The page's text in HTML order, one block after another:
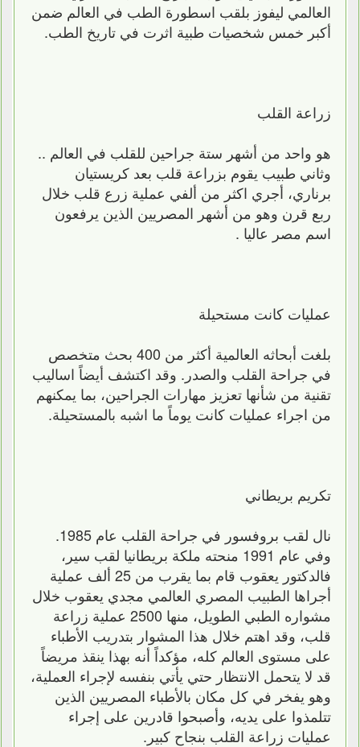
العالمي ليفوز بلقب اسطورة الطب في العالم ضمن
أكبر خمس شخصيات طبية اثرت في تاريخ الطب.
زراعة القلب
هو واحد من أشهر ستة جراحين للقلب في العالم ..
وثاني طبيب يقوم بزراعة قلب بعد كريستيان
برناري، أجري اكثر من ألفي عملية زرع قلب خلال
ربع قرن وهو من أشهر المصريين الذين يرفعون
اسم مصر عاليا .
عمليات كانت مستحيلة
بلغت أبحاثه العالمية أكثر من 400 بحث متخصص
في جراحة القلب والصدر. وقد اكتشف أيضاً اساليب
تقنية من شأنها تعزيز مهارات الجراحين، بما يمكنهم
من اجراء عمليات كانت يوماً ما اشبه بالمستحيلة.
تكريم بريطاني
نال لقب بروفسور في جراحة القلب عام 1985.
وفي عام 1991 منحته ملكة بريطانيا لقب سير،
فالدكتور يعقوب قام بما يقرب من 25 ألف عملية
أجراها الطبيب المصري العالمي مجدي يعقوب خلال
مشواره الطبي الطويل، منها 2500 عملية زراعة
قلب، وقد اهتم خلال هذا المشوار بتدريب الأطباء
على مستوى العالم كله، مؤكداً أنه بهذا ينقذ مريضاً
قد لا يتحمل الانتظار حتي يأتي بنفسه لإجراء العملية،
وهو يفخر في كل مكان بالأطباء المصريين الذين
تتلمذوا على يديه، وأصبحوا قادرين على إجراء
عمليات زراعة القلب بنجاح كبير.